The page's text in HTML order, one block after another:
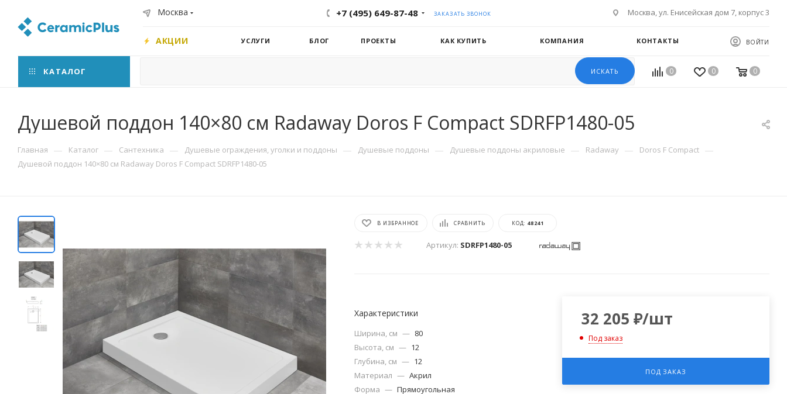
Москва +7 (495) 649-87-48 ЗАКАЗАТЬ ЗВОНОК Москва, ул. Енисейская дом 7, корпус 3
АКЦИИ УСЛУГИ БЛОГ ПРОЕКТЫ КАК КУПИТЬ КОМПАНИЯ КОНТАКТЫ ВОЙТИ
КАТАЛОГ ИСКАТЬ 0 0 0
Душевой поддон 140×80 см Radaway Doros F Compact SDRFP1480-05
Главная — Каталог — Сантехника — Душевые ограждения, уголки и поддоны — Душевые поддоны — Душевые поддоны акриловые — Radaway — Doros F Compact —
Душевой поддон 140×80 см Radaway Doros F Compact SDRFP1480-05
В ИЗБРАННОЕ СРАВНИТЬ КОД: 48241
Артикул: SDRFP1480-05
Характеристики
Ширина, см — 80
Высота, см — 12
Глубина, см — 12
Материал — Акрил
Форма — Прямоугольная
32 205 ₽/шт
Под заказ
ПОД ЗАКАЗ